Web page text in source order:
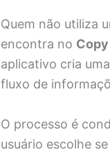
Quem não utiliza
encontra no
aplicativo cria
fluxo de
O processo é
usuário escolhe